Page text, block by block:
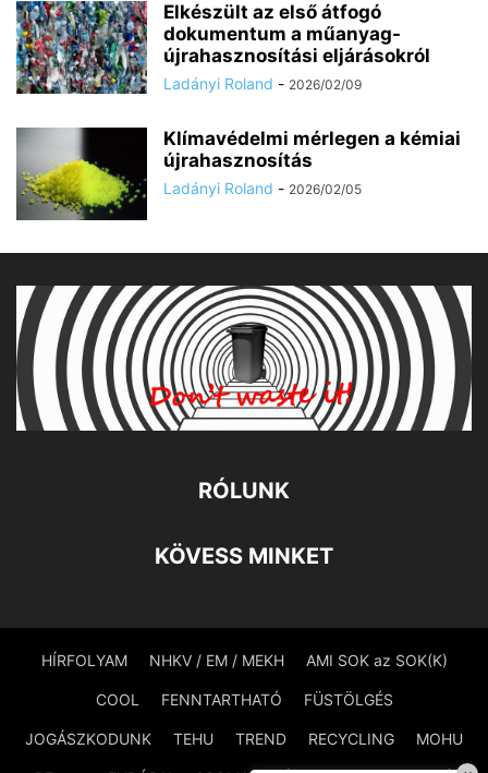
Elkészült az első átfogó
dokumentum a műanyag-
újrahasznosítási eljárásokról
Ladányi Roland - 2026/02/09
Klímavédelmi mérlegen a kémiai
újrahasznosítás
Ladányi Roland - 2026/02/05
RÓLUNK
KÖVESS MINKET
HÍRFOLYAM NHKV / EM / MEKH AMI SOK az SOK(K)
COOL FENNTARTHATÓ FÜSTÖLGÉS
JOGÁSZKODUNK TEHU TREND RECYCLING MOHU